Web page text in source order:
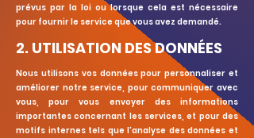
prévus par la loi ou lorsque cela est nécessaire
pour fournir le service que vous avez demandé.
2. UTILISATION DES DONNÉES
Nous utilisons vos données pour personnaliser et
améliorer notre service, pour communiquer avec
vous, pour vous envoyer des informations
importantes concernant les services, et pour des
motifs internes tels que l'analyse des données et